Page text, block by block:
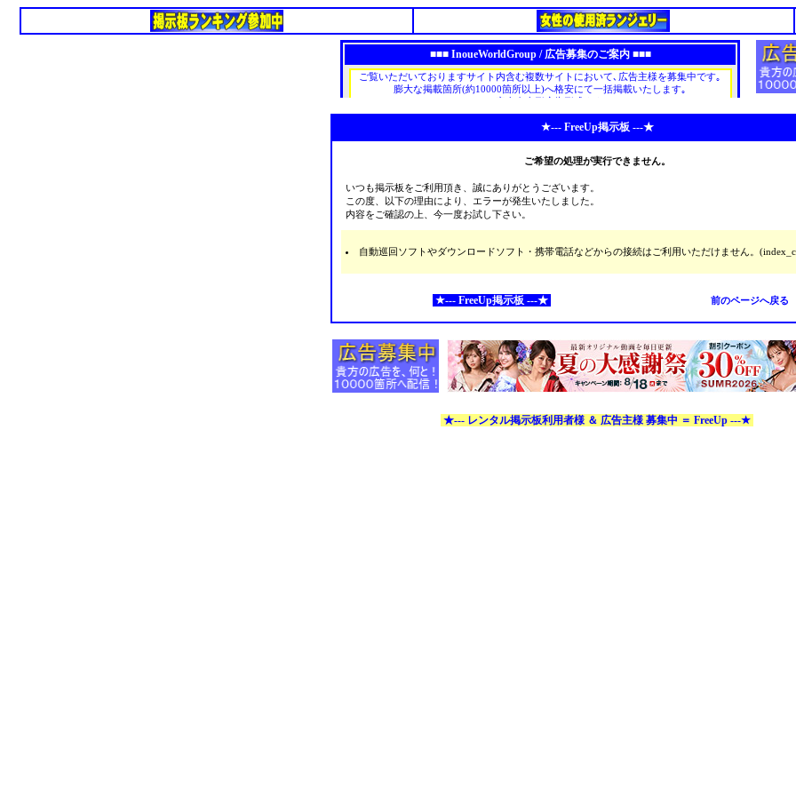
★--- FreeUp掲示板 ---★
ご希望の処理が実行できません。
いつも掲示板をご利用頂き、誠にありがとうございます。
この度、以下の理由により、エラーが発生いたしました。
内容をご確認の上、今一度お試し下さい。
自動巡回ソフトやダウンロードソフト・携帯電話などからの接続はご利用いただけません。
★--- FreeUp掲示板 ---★ 前のページへ戻る
★--- レンタル掲示板利用者様 ＆ 広告主様 募集中 ＝ FreeUp ---★